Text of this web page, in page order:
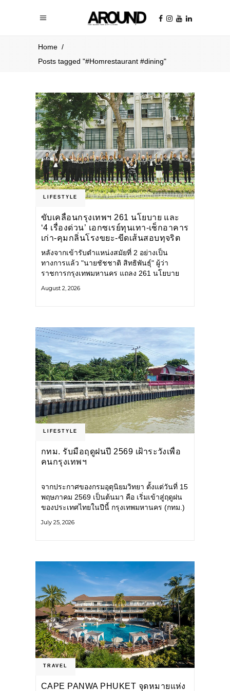
Home /
Posts tagged "#Homrestaurant #dining"
LIFESTYLE
ขับเคลื่อนกรุงเทพฯ 261 นโยบาย และ
‘4 เรื่องด่วน’ เอกซเรย์ทุนเทา-เช็กอาคาร
เก่า-คุมกลิ่นโรงขยะ-ขีดเส้นสอบทุจริต
หลังจากเข้ารับตำแหน่งสมัยที่ 2 อย่างเป็น
ทางการแล้ว "นายชัชชาติ สิทธิพันธุ์" ผู้ว่า
ราชการกรุงเทพมหานคร แถลง 261 นโยบาย
ยุทธศาสตร์ จัดทำตัวชี้วัด
August 2, 2026
LIFESTYLE
กทม. รับมือฤดูฝนปี 2569 เฝ้าระวังเพื่อ
คนกรุงเทพฯ
จากประกาศของกรมอุตุนิยมวิทยา ตั้งแต่วันที่ 15
พฤษภาคม 2569 เป็นต้นมา คือ เริ่มเข้าสู่ฤดูฝน
ของประเทศไทยในปีนี้ กรุงเทพมหานคร (กทม.)
โครงสร้างพื้นฐาน
July 25, 2026
TRAVEL
CAPE PANWA PHUKET จุดหมายแห่ง